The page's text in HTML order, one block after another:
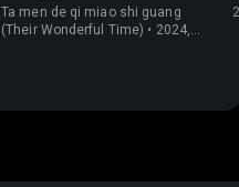
Ta men de qi miao shi guang
(Their Wonderful Time) • 2024,